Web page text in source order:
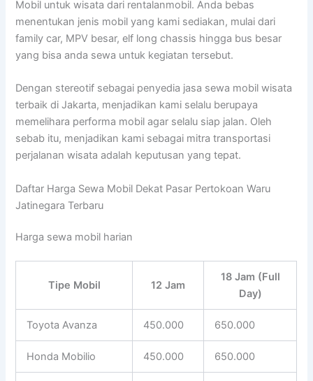
Mobil untuk wisata dari rentalanmobil. Anda bebas
menentukan jenis mobil yang kami sediakan, mulai dari
family car, MPV besar, elf long chassis hingga bus besar
yang bisa anda sewa untuk kegiatan tersebut.
Dengan stereotif sebagai penyedia jasa sewa mobil wisata
terbaik di Jakarta, menjadikan kami selalu berupaya
memelihara performa mobil agar selalu siap jalan. Oleh
sebab itu, menjadikan kami sebagai mitra transportasi
perjalanan wisata adalah keputusan yang tepat.
Daftar Harga Sewa Mobil Dekat Pasar Pertokoan Waru
Jatinegara Terbaru
Harga sewa mobil harian
Tipe Mobil 12 Jam
18 Jam (Full
Day)
Toyota Avanza 450.000 650.000
Honda Mobilio 450.000 650.000